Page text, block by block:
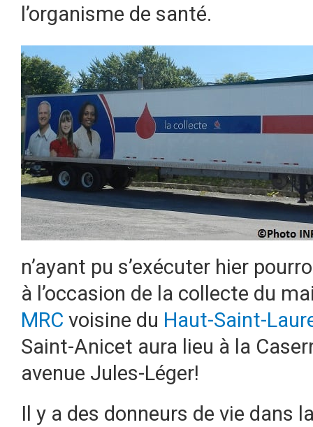
l’organisme de santé.
n’ayant pu s’exécuter hier
à l’occasion de la collecte du
MRC voisine du Haut-Saint-
Saint-Anicet aura lieu à la
avenue Jules-Léger!
Il y a des donneurs de vie dans